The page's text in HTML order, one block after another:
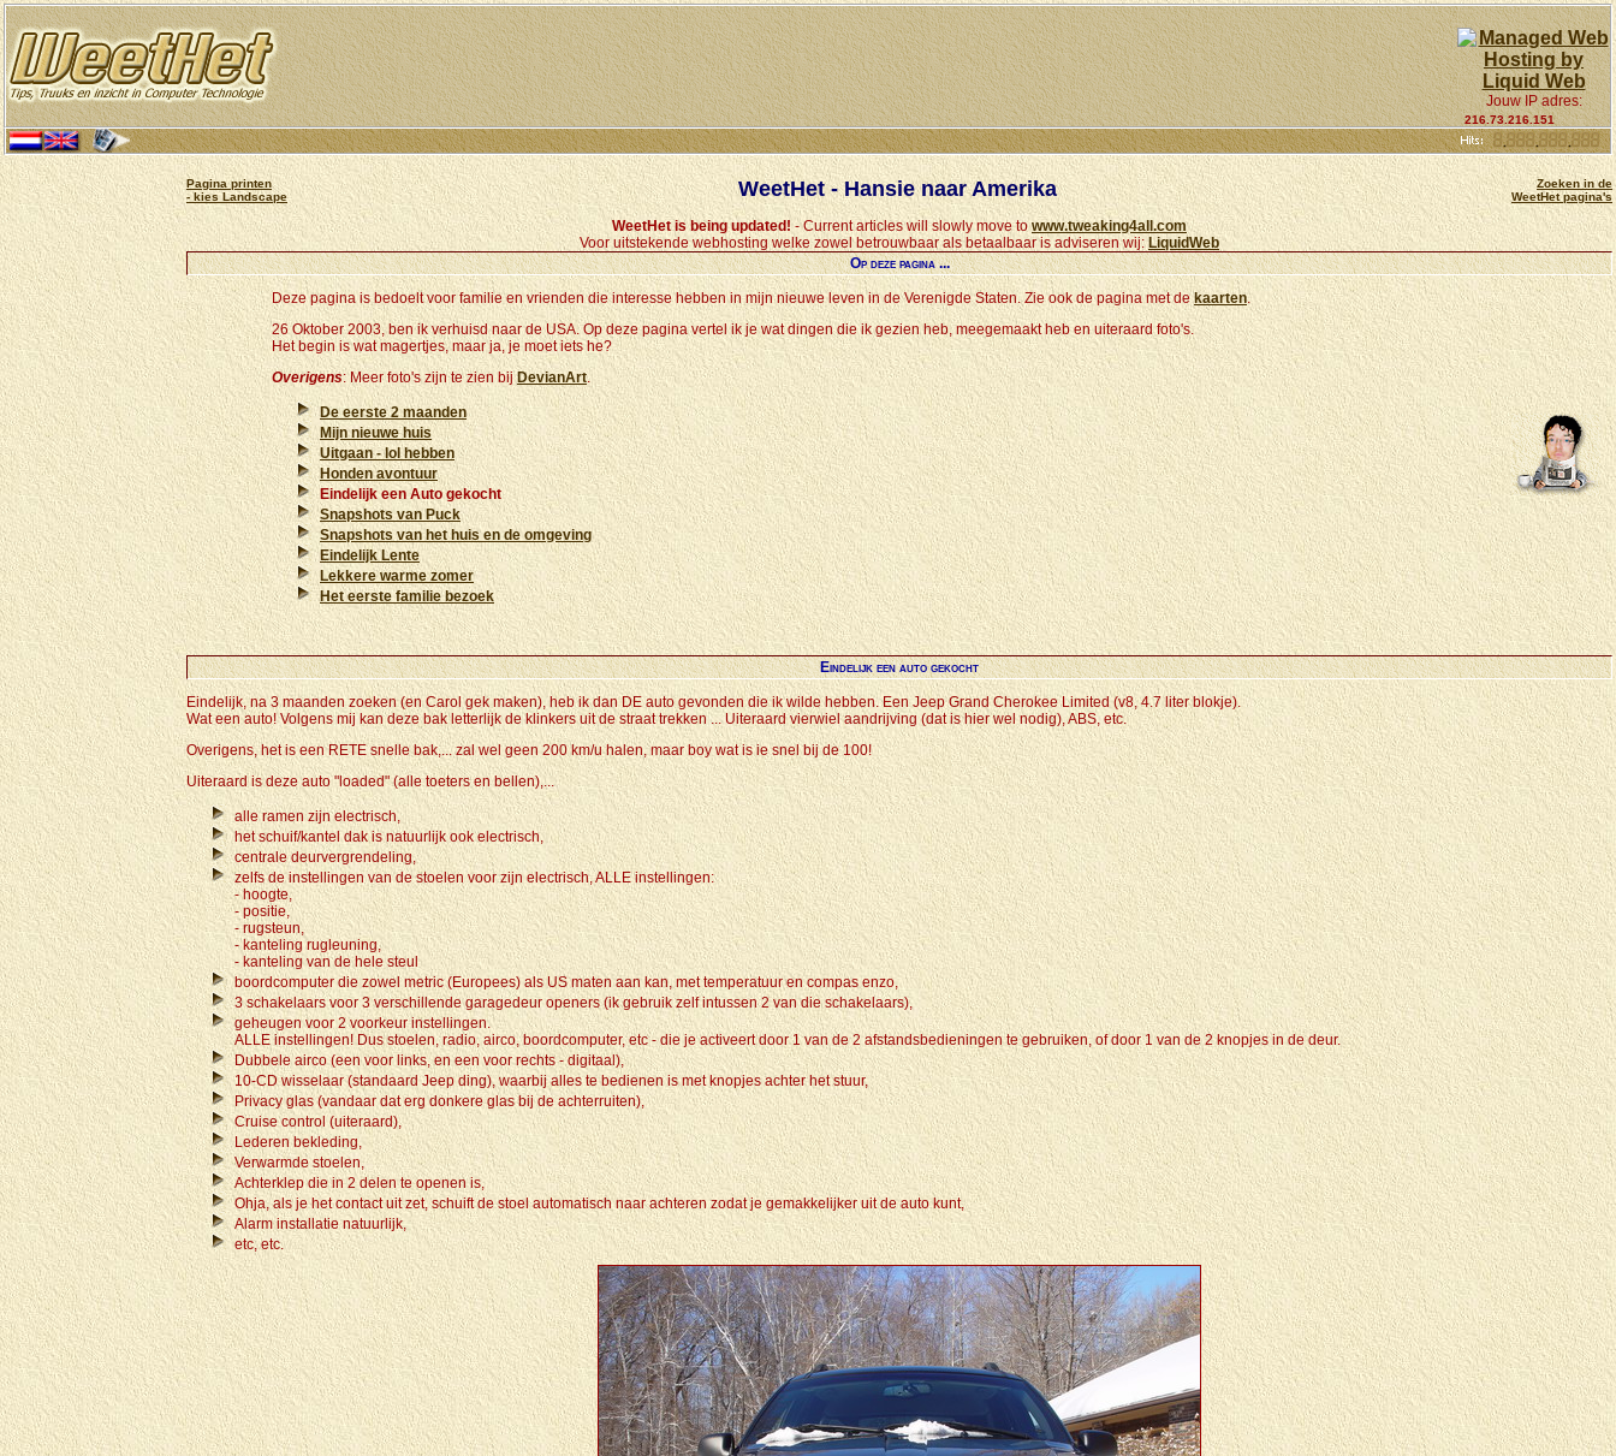
Jouw IP adres:
216.73.216.151
Pagina printen
- kies Landscape
WeetHet - Hansie naar Amerika
Zoeken in de
WeetHet pagina's
WeetHet is being updated! - Current articles will slowly move towww.tweaking4all.com
Voor uitstekende webhosting welke zowel betrouwbaar als betaalbaar is adviseren wij: LiquidWeb
Op deze pagina ...
Deze pagina is bedoelt voor familie en vrienden die interesse hebben in mijn nieuwe leven in de Verenigde Staten. Zie ook de pagina met dekaarten.
26 Oktober 2003, ben ik verhuisd naar de USA. Op deze pagina vertel ik je wat dingen die ik gezien heb, meegemaakt heb en uiteraard foto's.
Het begin is wat magertjes, maar ja, je moet iets he?
Overigens: Meer foto's zijn te zien bijDevianArt.
De eerste 2 maanden
Mijn nieuwe huis
Uitgaan - lol hebben
Honden avontuur
Eindelijk een Auto gekocht
Snapshots van Puck
Snapshots van het huis en de omgeving
Eindelijk Lente
Lekkere warme zomer
Het eerste familie bezoek
Eindelijk een auto gekocht
Eindelijk, na 3 maanden zoeken (en Carol gek maken), heb ik dan DE auto gevonden die ik wilde hebben. Een Jeep Grand Cherokee Limited (v8, 4.7 liter blokje).
Wat een auto! Volgens mij kan deze bak letterlijk de klinkers uit de straat trekken ... Uiteraard vierwiel aandrijving (dat is hier wel nodig), ABS, etc.
Overigens, het is een RETE snelle bak,... zal wel geen 200 km/u halen, maar boy wat is ie snel bij de 100!
Uiteraard is deze auto "loaded" (alle toeters en bellen),...
alle ramen zijn electrisch,
het schuif/kantel dak is natuurlijk ook electrisch,
centrale deurvergrendeling,
zelfs de instellingen van de stoelen voor zijn electrisch, ALLE instellingen:
- hoogte,
- positie,
- rugsteun,
- kanteling rugleuning,
- kanteling van de hele steul
boordcomputer die zowel metric (Europees) als US maten aan kan, met temperatuur en compas enzo,
3 schakelaars voor 3 verschillende garagedeur openers (ik gebruik zelf intussen 2 van die schakelaars),
geheugen voor 2 voorkeur instellingen.
ALLE instellingen! Dus stoelen, radio, airco, boordcomputer, etc - die je activeert door 1 van de 2 afstandsbedieningen te gebruiken, of door 1 van de 2 knopjes in de deur.
Dubbele airco (een voor links, en een voor rechts - digitaal),
10-CD wisselaar (standaard Jeep ding), waarbij alles te bedienen is met knopjes achter het stuur,
Privacy glas (vandaar dat erg donkere glas bij de achterruiten),
Cruise control (uiteraard),
Lederen bekleding,
Verwarmde stoelen,
Achterklep die in 2 delen te openen is,
Ohja, als je het contact uit zet, schuift de stoel automatisch naar achteren zodat je gemakkelijker uit de auto kunt,
Alarm installatie natuurlijk,
etc, etc.